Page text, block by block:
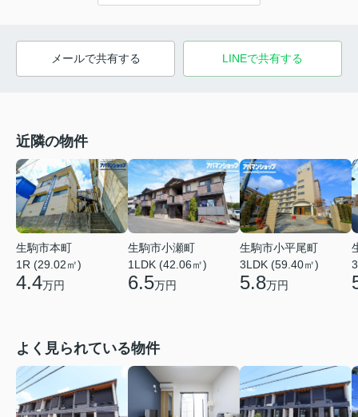
メールで共有する LINEで共有する
近隣の物件
生駒市本町
1R (29.02㎡)
4.4万円
生駒市小瀬町
1LDK (42.06㎡)
6.5万円
生駒市小平尾町
3LDK (59.40㎡)
5.8万円
よく見られている物件